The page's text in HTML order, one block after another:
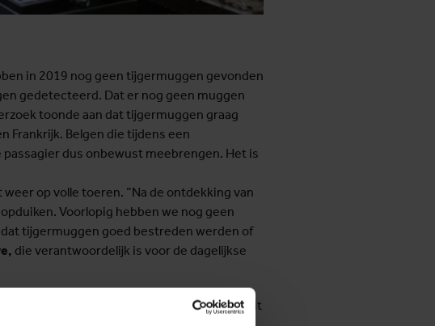
in 2019 nog geen tijgermuggen gevonden
gedetecteerd. Dat er nog geen muggen
toonde aan dat tijgermuggen graag
Frankrijk. Belgen die tijdens een
dus onbewust meebrengen. Het is
op volle toeren. “Na de ontdekking van
Voorlopig hebben we nog geen
tijgermuggen goed bestreden werden of
die verantwoordelijk is voor de dagelijkse
bereiken via nieuwe toegangswegen vanuit